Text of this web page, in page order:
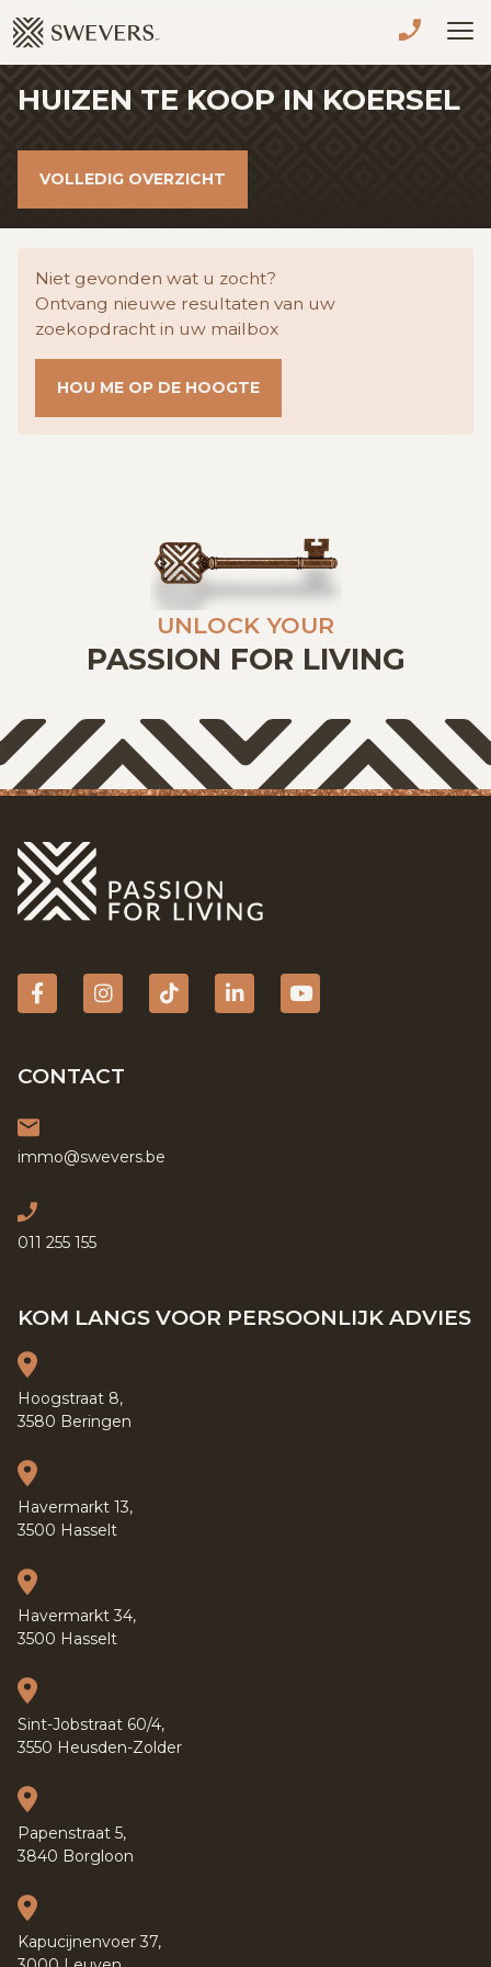
MIJN FAVORIETEN
VERKOPEN
HUIZEN TE KOOP IN KOERSEL
VOLLEDIG OVERZICHT
Niet gevonden wat u zocht?
Ontvang nieuwe resultaten van uw
zoekopdracht in uw mailbox
HOU ME OP DE HOOGTE
UNLOCK YOUR
PASSION FOR LIVING
FacebookInstagram
tiktokLinkedinYouTube
CONTACT
immo@swevers.be
011 255 155
KOM LANGS VOOR PERSOONLIJK ADVIES
Hoogstraat 8,
3580 Beringen
Havermarkt 13,
3500 Hasselt
Havermarkt 34,
3500 Hasselt
Sint-Jobstraat 60/4,
3550 Heusden-Zolder
Papenstraat 5,
3840 Borgloon
Kapucijnenvoer 37,